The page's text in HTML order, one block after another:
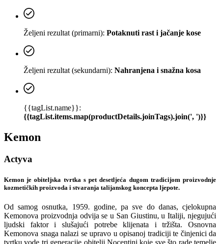
Željeni rezultat (primarni): Potaknuti rast i jačanje kose
Željeni rezultat (sekundarni): Nahranjena i snažna kosa
{{tagList.name}}:
{{tagList.items.map(productDetails.joinTags).join(', ')}}
Kemon
Actyva
Kemon je obiteljska tvrtka s pet desetljeća dugom tradicijom proizvodnje
kozmetičkih proizvoda i stvaranja talijanskog koncepta ljepote.
Od samog osnutka, 1959. godine, pa sve do danas, cjelokupna
Kemonova proizvodnja odvija se u San Giustinu, u Italiji, njegujući
ljudski faktor i slušajući potrebe klijenata i tržišta. Osnovna
Kemonova snaga nalazi se upravo u opisanoj tradiciji te činjenici da
tvrtku vode tri generacije obitelji Nocentini koje sve što rade temelje